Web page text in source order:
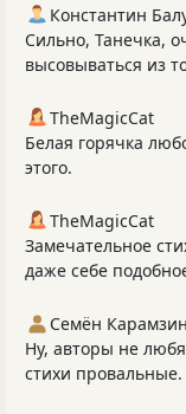
Константин
Сильно, Танечка,
высовываться из
TheMagicCat
Белая горячка
этого.
TheMagicCat
Замечательное
даже себе
Семён Карамзин
Ну, авторы не
стихи